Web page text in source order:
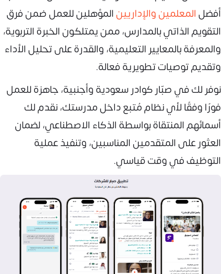
أفضل المعلمين والإداريين المؤهلين للعمل ضمن فرق
التقويم الذاتي بالمدارس، ممن يمتلكون الخبرة التربوية،
والمعرفة بالمعايير التعليمية، والقدرة على تحليل الأداء
وتقديم توصيات تطويرية فعالة.
نوفر لك في صبّار كوادر سعودية وأجنبية، جاهزة للعمل
فورًا وفقًا لأي نظام مُتبع داخل مدرستك، نقدم لك
أسمائهم المنتقاة بواسطة الذكاء الاصطناعي، لضمان
العثور على المتقدمين المناسبين، وتنفيذ عملية
التوظيف في وقت قياسي.